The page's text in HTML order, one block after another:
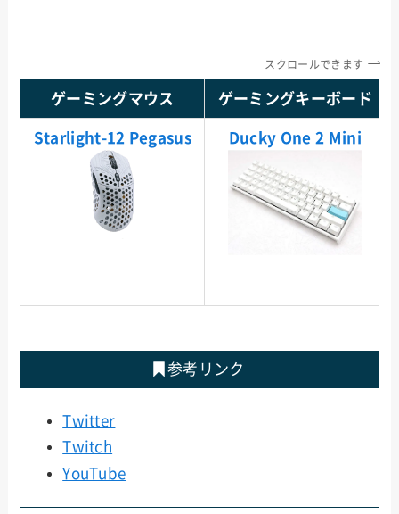
スクロールできます
ゲーミングマウス ゲーミングキーボード
Starlight-12 Pegasus Ducky One 2 Mini
参考リンク
Twitter
Twitch
YouTube